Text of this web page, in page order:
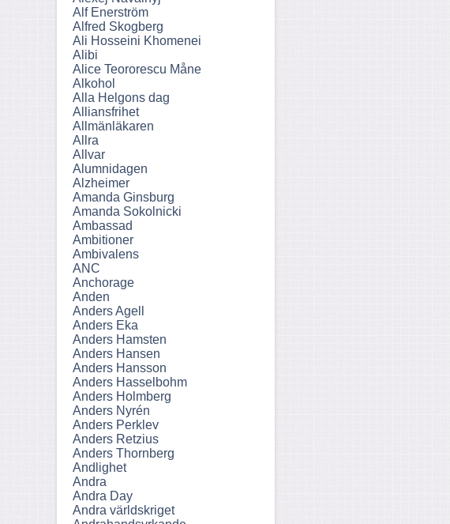
Alf Enerström
Alfred Skogberg
Ali Hosseini Khomenei
Alibi
Alice Teororescu Måne
Alkohol
Alla Helgons dag
Alliansfrihet
Allmänläkaren
Allra
Allvar
Alumnidagen
Alzheimer
Amanda Ginsburg
Amanda Sokolnicki
Ambassad
Ambitioner
Ambivalens
ANC
Anchorage
Anden
Anders Agell
Anders Eka
Anders Hamsten
Anders Hansen
Anders Hansson
Anders Hasselbohm
Anders Holmberg
Anders Nyrén
Anders Perklev
Anders Retzius
Anders Thornberg
Andlighet
Andra
Andra Day
Andra världskriget